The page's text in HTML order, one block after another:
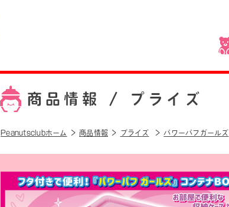
商品情報 / プライズ
Peanutsclubホーム 商品情報 プライズ パワーパフガールズ